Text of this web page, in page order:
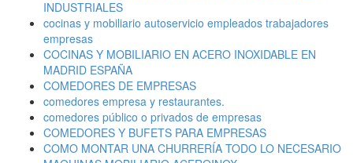
INDUSTRIALES
cocinas y mobiliario autoservicio empleados trabajadores
empresas
COCINAS Y MOBILIARIO EN ACERO INOXIDABLE EN
MADRID ESPAÑA
COMEDORES DE EMPRESAS
comedores empresa y restaurantes.
comedores público o privados de empresas
COMEDORES Y BUFETS PARA EMPRESAS
COMO MONTAR UNA CHURRERÍA TODO LO NECESARIO